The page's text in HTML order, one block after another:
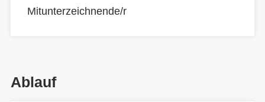
Mitunterzeichnende/r
Ablauf